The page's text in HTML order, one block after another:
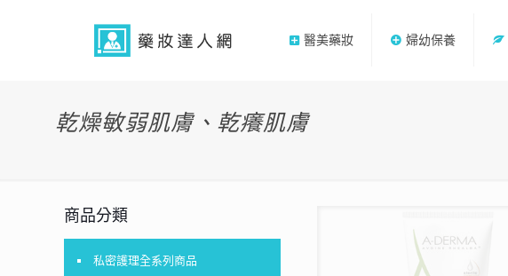
醫美藥妝 婦幼保養
乾燥敏弱肌膚、乾癢肌膚
商品分類
私密護理全系列商品